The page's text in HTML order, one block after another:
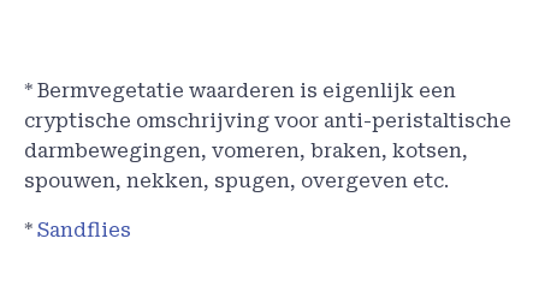
* Bermvegetatie waarderen is eigenlijk een
cryptische omschrijving voor anti-peristaltische
darmbewegingen, vomeren, braken, kotsen,
spouwen, nekken, spugen, overgeven etc.
* Sandflies